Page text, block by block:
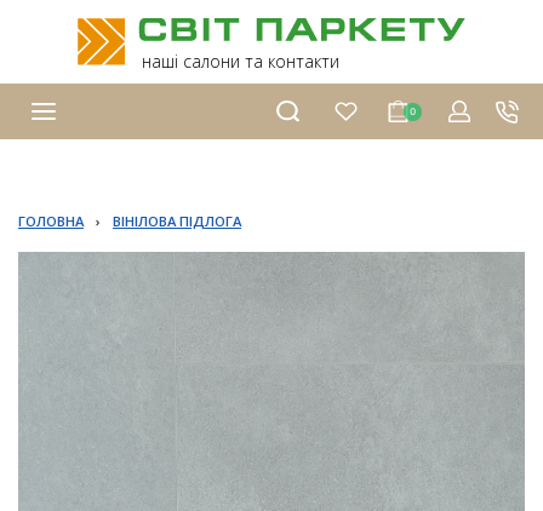
наші салони та контакти
0
ГОЛОВНА › ВІНІЛОВА ПІДЛОГА